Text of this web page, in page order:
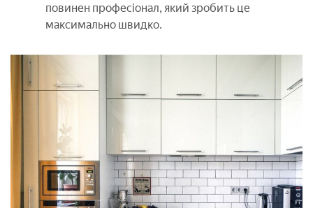
повинен професіонал, який зробить це
максимально швидко.